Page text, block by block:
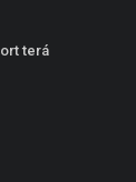
terá